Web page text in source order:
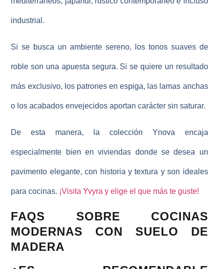
industrial.
Si se busca un ambiente sereno, los tonos suaves de
roble son una apuesta segura. Si se quiere un resultado
más exclusivo, los patrones en espiga, las lamas anchas
o los acabados envejecidos aportan carácter sin saturar.
De esta manera, la colección Ynova encaja
especialmente bien en viviendas donde se desea un
pavimento elegante, con historia y textura y son ideales
para cocinas. ¡Visita Yvyra y elige el que más te guste!
FAQS SOBRE COCINAS
MODERNAS CON SUELO DE
MADERA